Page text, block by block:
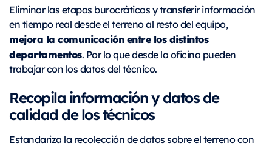
Eliminar las etapas burocráticas y transferir información
en tiempo real desde el terreno al resto del equipo,
mejora la comunicación entre los distintos
departamentos. Por lo que desde la oficina pueden
trabajar con los datos del técnico.
Recopila información y datos de
calidad de los técnicos
Estandariza la recolección de datossobre el terreno con